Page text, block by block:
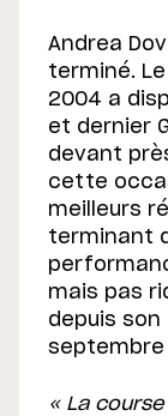
Andrea
terminé.
2004 a
et dernier
devant
cette
meilleurs
terminant
mais pas
depuis son
septembre
« La